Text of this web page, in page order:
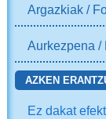
Argazkiak /
Aurkezpena /
AZKEN
Ez dakat